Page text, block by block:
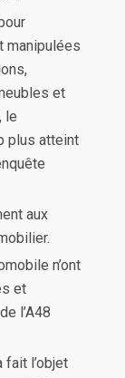
manipulées
et
le
plus atteint
aux
n’ont
et
l’A48
fait l’objet